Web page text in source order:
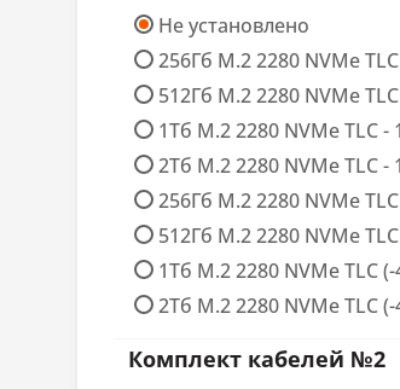
Вариант установки
Видеоадаптер
Видеоконтроллер
Интерфейсы
Сетевые порты
Не установлено
256Гб M.2 2280 NVMe
512Гб M.2 2280 NVMe
1Тб M.2 2280 NVMe TLC -
2Тб M.2 2280 NVMe TLC -
256Гб M.2 2280 NVMe
512Гб M.2 2280 NVMe
1Tб M.2 2280 NVMe TLC
2Tб M.2 2280 NVMe TLC
Комплект кабелей №2